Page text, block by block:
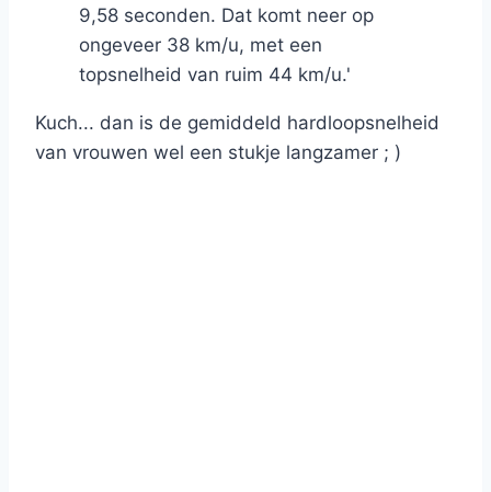
9,58 seconden. Dat komt neer op
ongeveer 38 km/u, met een
topsnelheid van ruim 44 km/u.'
Kuch... dan is de gemiddeld hardloopsnelheid
van vrouwen wel een stukje langzamer ; )